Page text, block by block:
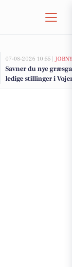
07-08-2026 10:55 |
Savner du nye
ledige stillinger i
billigste boliger til